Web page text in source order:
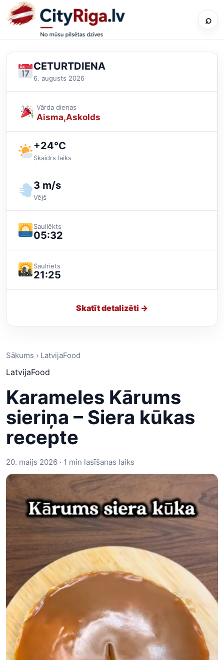
⌕
CETURTDIENA
6. augusts 2026
Vārda dienas
Aisma Askolds
+24°C
Skaidrs laiks
3 m/s
Vējš
Saullēkts
05:32
Saulriets
21:25
Skatīt detalizēti →
Sākums › LatvijaFood
LatvijaFood
Karameles Kārums
sieriņa – Siera kūkas
recepte
20. maijs 2026 · 1 min lasīšanas laiks